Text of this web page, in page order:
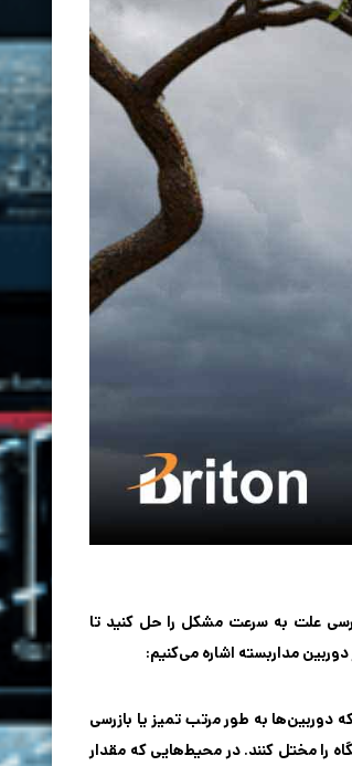
علت به سرعت مشکل را حل کنید تا
مداربسته اشاره می‌کنیم:
به طور مرتب تمیز یا بازرسی
را مختل کنند. در محیط‌هایی که مقدار